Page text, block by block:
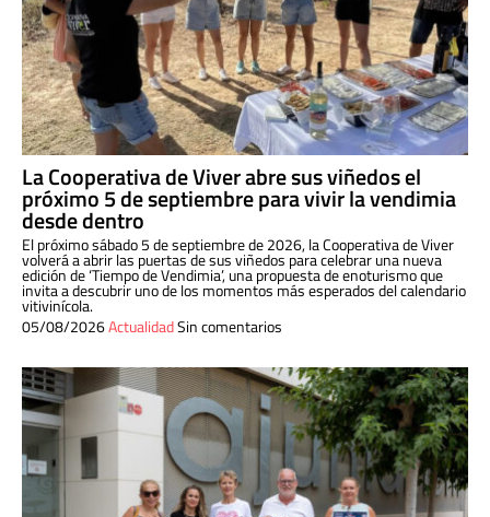
La Cooperativa de Viver abre sus viñedos el
próximo 5 de septiembre para vivir la vendimia
desde dentro
El próximo sábado 5 de septiembre de 2026, la Cooperativa de Viver
volverá a abrir las puertas de sus viñedos para celebrar una nueva
edición de ‘Tiempo de Vendimia’, una propuesta de enoturismo que
invita a descubrir uno de los momentos más esperados del calendario
vitivinícola.
05/08/2026ActualidadSin comentarios